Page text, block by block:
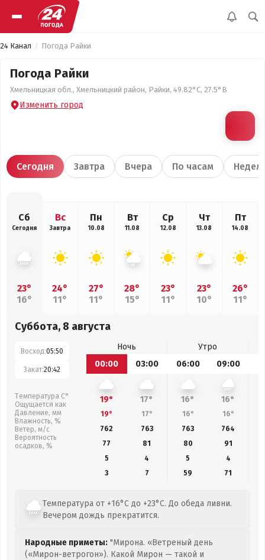
24 Канал Погода Райки
Погода Райки
Хмельницкая обл., Хмельницкий район, Райки, 49.82°С, 27.5°В
Изменить город
Сегодня Завтра Вчера По часам
Сб
Сегодня
23°
16°
Вс
Завтра
24°
11°
Пн
10.08
27°
11°
Вт
11.08
28°
15°
Ср
12.08
23°
11°
Чт
13.08
23°
10°
Пт
14.08
26°
11°
Суббота, 8 августа
Восход:05:50
Закат:20:42
Температура С°
Ощущается как
Давление, мм
Влажность, %
Ветер, м/с
Вероятность
осадков, %
Ночь
Утро
00:00
03:00 06:00 09:00
19° 17° 16° 16°
19° 17° 16° 16°
762
763 763 764
77
81 80 91
5
4 5
4
3
7 59 71
Температура от +16°C до +23°C. До обеда ливни.
Вечером дождь прекратится.
Народные приметы: "Мирона. «Ветреный день
(«Мирон-ветрогон»). Какой Мирон — такой и